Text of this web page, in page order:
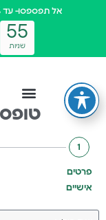
55
שניות
אל תפספסו- עד 50% הנחה למגוון חבילות
1
פרטים
אישיים